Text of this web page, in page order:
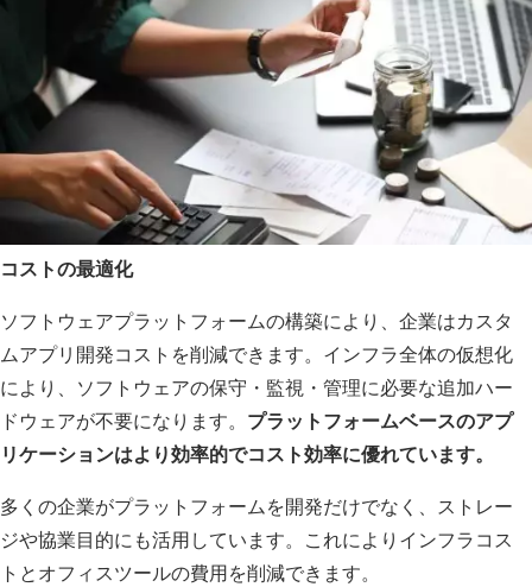
コストの最適化
ソフトウェアプラットフォームの構築により、企業はカスタ
ムアプリ開発コストを削減できます。インフラ全体の仮想化
により、ソフトウェアの保守・監視・管理に必要な追加ハー
ドウェアが不要になります。 プラットフォームベースのアプ
リケーションはより効率的でコスト効率に優れています。
多くの企業がプラットフォームを開発だけでなく、ストレー
ジや協業目的にも活用しています。これによりインフラコス
トとオフィスツールの費用を削減できます。